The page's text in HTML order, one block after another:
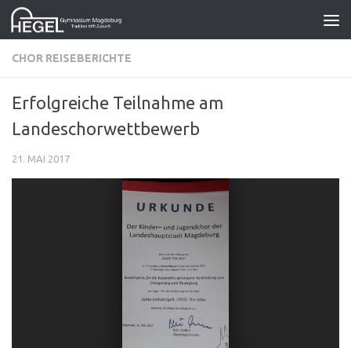
Zum Inhalt springen
CHOR REISEBERICHTE
Erfolgreiche Teilnahme am
Landeschorwettbewerb
21. MAI 2017